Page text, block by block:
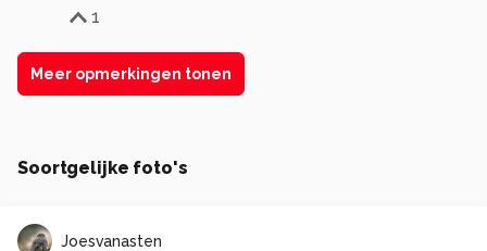
1
Meer opmerkingen tonen
Soortgelijke foto's
Joesvanasten